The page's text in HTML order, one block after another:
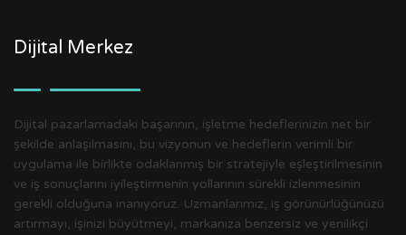
Dijital Merkez
Dijital pazarlamadaki başarının, işletme hedeflerinizin net bir
şekilde anlaşılmasını, bu vizyonun ve hedeflerin verimli bir
uygulama ile birlikte odaklanmış bir stratejiyle eşleştirilmesinin
ve iş sonuçlarını iyileştirmenin yollarının sürekli izlenmesinin
gerekli olduğuna inanıyoruz. Uzmanlarımız, iş görünürlüğünüzü
artırmayı, işinizi büyütmeyi, markanıza benzersiz ve yenilikçi